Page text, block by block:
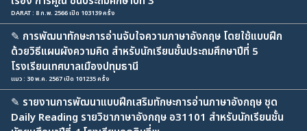
DARAT : 8 ก.พ. 2566 เปิด 103139 ครั้ง
✎ การพัฒนาทักษะการอ่านจับใจความภาษาอังกฤษ โดยใช้แบบฝึก
ด้วยวิธีแผนผังความคิด สำหรับนักเรียนชั้นประถมศึกษาปีที่ 5
โรงเรียนเทศบาลเมืองปทุมธานี
แมว : 30 พ.ค. 2567 เปิด 101235 ครั้ง
✎ รายงานการพัฒนาแบบฝึกเสริมทักษะการอ่านภาษาอังกฤษ ชุด
Daily Reading รายวิชาภาษาอังกฤษ อ31101 สำหรับนักเรียนชั้น